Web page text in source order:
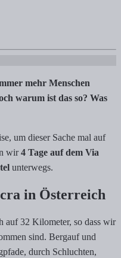
mehr Menschen
warum ist das so? Was
um dieser Sache mal auf
wir4 Tage auf dem Via
unterwegs.
in Österreich
auf 32 Kilometer, so dass wir
sind. Bergauf und
durch Schluchten,